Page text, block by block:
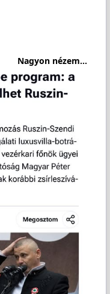
Nagyon nézem...